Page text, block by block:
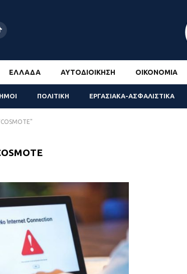
ΕΛΛΆΔΑ ΑΥΤΟΔΙΟΊΚΗΣΗ ΟΙΚΟΝΟΜΊΑ
ΠΟΛΙΤΙΚΗ ΕΡΓΑΣΙΑΚΑ-ΑΣΦΑΛΙΣΤΙΚΑ